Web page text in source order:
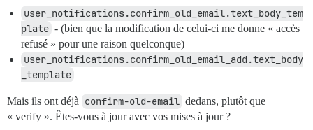
user_notifications.confirm_old_email.text_body_tem
plate - (bien que la modification de celui-ci me donne « accès
refusé » pour une raison quelconque)
user_notifications.confirm_old_email_add.text_body
_template
Mais ils ont déjà confirm-old-email dedans, plutôt que
« verify ». Êtes-vous à jour avec vos mises à jour ?